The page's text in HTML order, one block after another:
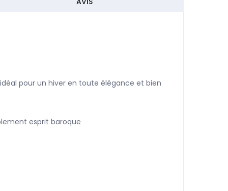
pour un hiver en toute élégance et bien
esprit baroque